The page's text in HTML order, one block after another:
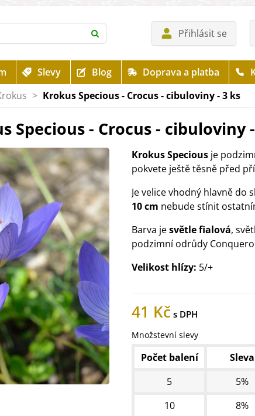
Přihlásit se
Slevy Blog Doprava a platba
> Krokus Specious - Crocus - cibuloviny - 3 ks
Specious - Crocus - cibuloviny
Krokus Specious je
pokvete ještě těsně před
Je velice vhodný hlavně do
10 cm nebude stínit
Barva jesvětlefialová,
podzimní odrůdy
Velikost hlízy: 5/+
41 Kč
Množstevní slevy
Počet balení Sleva
5
5%
10
8%